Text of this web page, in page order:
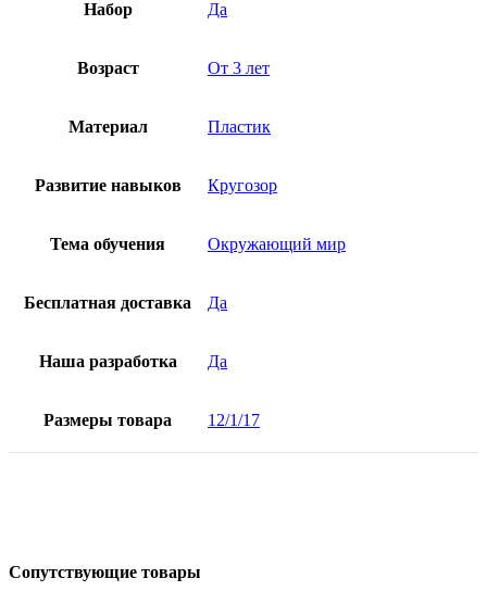
Набор Да
Возраст От 3 лет
Материал Пластик
Развитие навыков Кругозор
Тема обучения Окружающий мир
Бесплатная доставка Да
Наша разработка Да
Размеры товара 12/1/17
Сопутствующие товары